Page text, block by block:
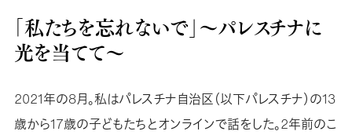
「私たちを忘れないで」〜パレスチナに
光を当てて〜
2021年の8月。私はパレスチナ自治区（以下パレスチナ）の13
歳から17歳の子どもたちとオンラインで話をした。2年前のこ